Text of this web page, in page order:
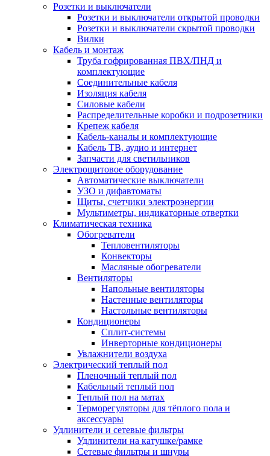
Розетки и выключатели
Розетки и выключатели открытой проводки
Розетки и выключатели скрытой проводки
Вилки
Кабель и монтаж
Труба гофрированная ПВХ/ПНД и
комплектующие
Соединительные кабеля
Изоляция кабеля
Силовые кабели
Распределительные коробки и подрозетники
Крепеж кабеля
Кабель-каналы и комплектующие
Кабель ТВ, аудио и интернет
Запчасти для светильников
Электрощитовое оборудование
Автоматические выключатели
УЗО и дифавтоматы
Щиты, счетчики электроэнергии
Мультиметры, индикаторные отвертки
Климатическая техника
Обогреватели
Тепловентиляторы
Конвекторы
Масляные обогреватели
Вентиляторы
Напольные вентиляторы
Настенные вентиляторы
Настольные вентиляторы
Кондиционеры
Сплит-системы
Инверторные кондиционеры
Увлажнители воздуха
Электрический теплый пол
Пленочный теплый пол
Кабельный теплый пол
Теплый пол на матах
Терморегуляторы для тёплого пола и
аксессуары
Удлинители и сетевые фильтры
Удлинители на катушке/рамке
Сетевые фильтры и шнуры